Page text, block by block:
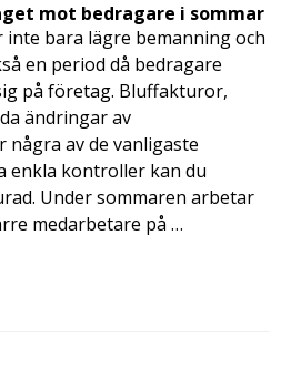
mot bedragare i sommar
bara lägre bemanning och
en period då bedragare
på företag. Bluffakturor,
ändringar av
av de vanligaste
enkla kontroller kan du
Under sommaren arbetar
medarbetare på …